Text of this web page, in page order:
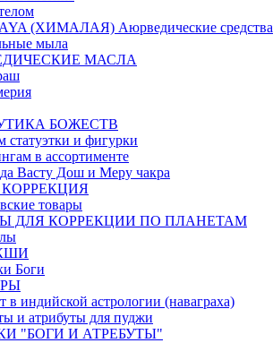
(ХИМАЛАЯ) Аюрведические средства
мыла
МАСЛА
БОЖЕСТВ
статуэтки и фигурки
в ассортименте
Васту Дош и Меру чакра
товары
ДЛЯ КОРРЕКЦИИ ПО ПЛАНЕТАМ
Боги
в индийской астрологии (наваграха)
и атрибуты для пуджи
"БОГИ И АТРЕБУТЫ"